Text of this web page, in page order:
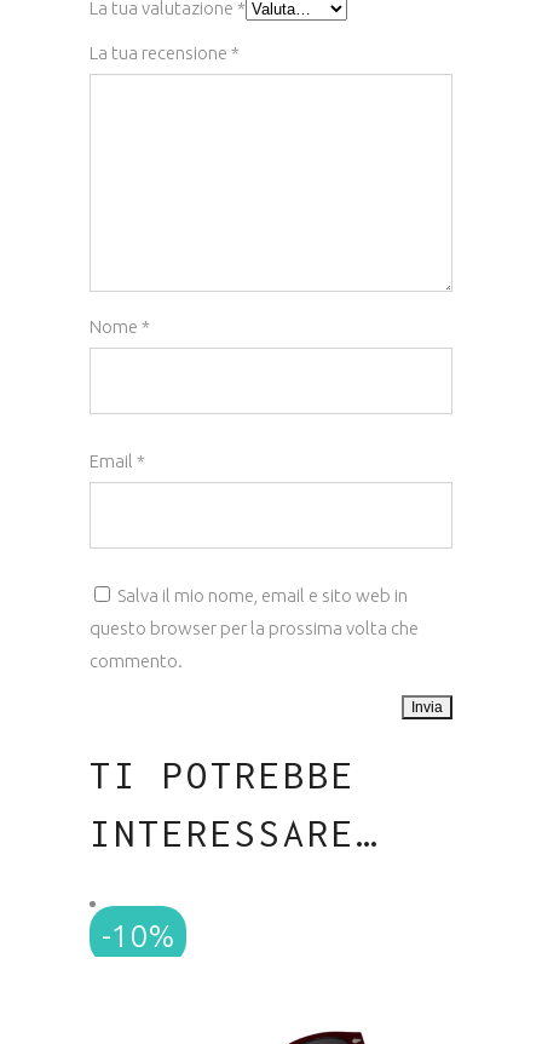
La tua valutazione *
La tua recensione *
Nome *
Email *
Salva il mio nome, email e sito web in
questo browser per la prossima volta che
commento.
TI POTREBBE
INTERESSARE…
-10%